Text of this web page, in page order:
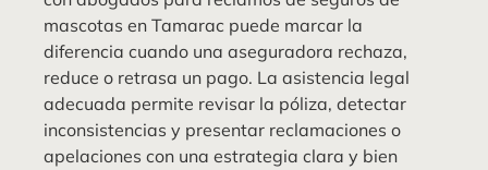
mascotas en Tamarac puede marcar la
diferencia cuando una aseguradora rechaza,
reduce o retrasa un pago. La asistencia legal
adecuada permite revisar la póliza, detectar
inconsistencias y presentar reclamaciones o
apelaciones con una estrategia clara y bien